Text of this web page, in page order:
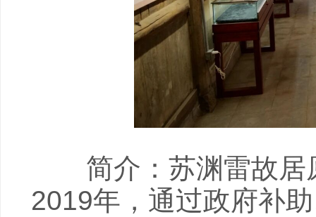
简介：苏渊雷故居
2019年，通过政府补